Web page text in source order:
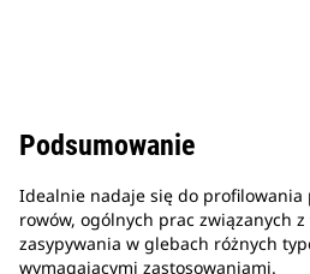
Podsumowanie
Idealnie nadaje się do profilowania
rowów, ogólnych prac związanych
zasypywania w glebach różnych
wymagającymi zastosowaniami.